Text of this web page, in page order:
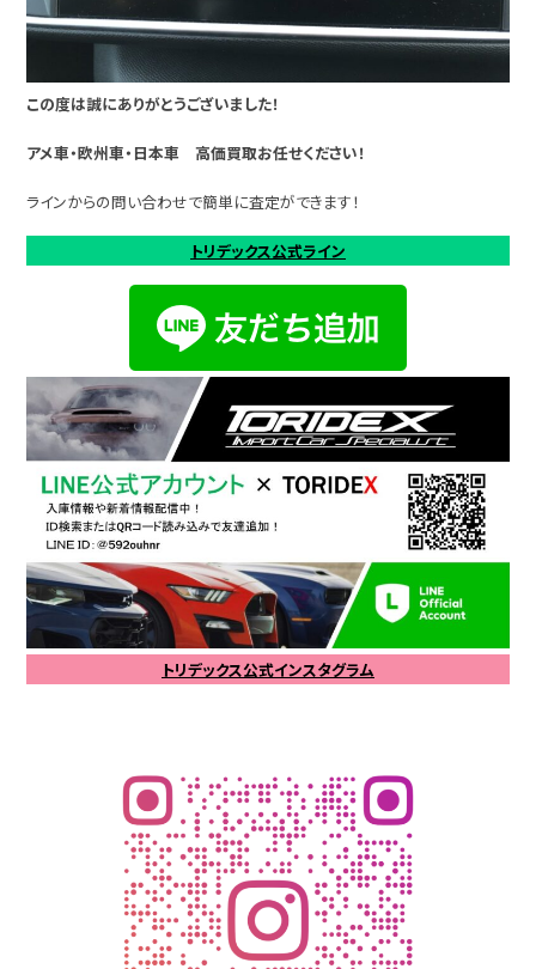
この度は誠にありがとうございました！
アメ車・欧州車・日本車 高価買取お任せください！
ラインからの問い合わせで簡単に査定ができます！
トリデックス公式ライン
トリデックス公式インスタグラム